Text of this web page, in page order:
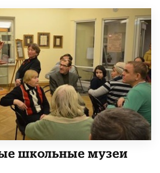
школьные музеи